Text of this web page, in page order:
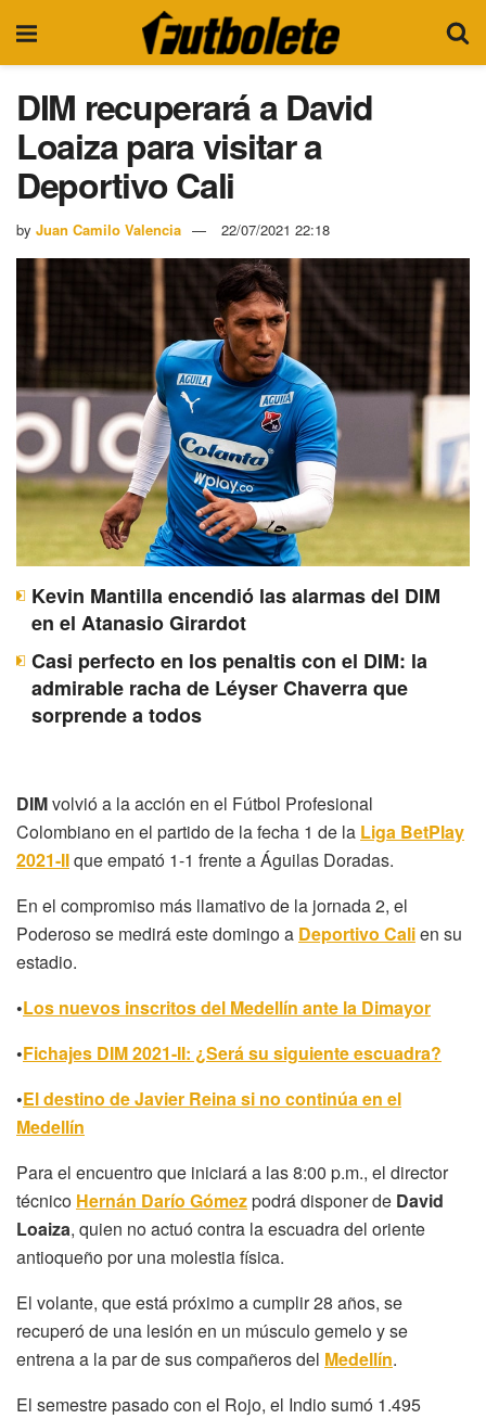
DIM recuperará a David
Loaiza para visitar a
Deportivo Cali
by Juan Camilo Valencia 22/07/2021 22:18
Kevin Mantilla encendió las alarmas del DIM
en el Atanasio Girardot
Casi perfecto en los penaltis con el DIM: la
admirable racha de Léyser Chaverra que
sorprende a todos
DIMvolvió a la acción en el Fútbol Profesional
Colombiano en el partido de la fecha 1 de la Liga BetPlay
2021-IIque empató 1-1 frente a Águilas Doradas.
En el compromiso más llamativo de la jornada 2, el
Poderoso se medirá este domingo a Deportivo Calien su
estadio.
•Los nuevos inscritos del Medellín ante la Dimayor
•Fichajes DIM 2021-II: ¿Será su siguiente escuadra?
•El destino de Javier Reina si no continúa en el
Medellín
Para el encuentro que iniciará a las 8:00 p.m., el director
técnico Hernán Darío Gómezpodrá disponer de David
Loaiza, quien no actuó contra la escuadra del oriente
antioqueño por una molestia física.
El volante, que está próximo a cumplir 28 años, se
recuperó de una lesión en un músculo gemelo y se
entrena a la par de sus compañeros del Medellín.
El semestre pasado con el Rojo, el Indio sumó 1.495